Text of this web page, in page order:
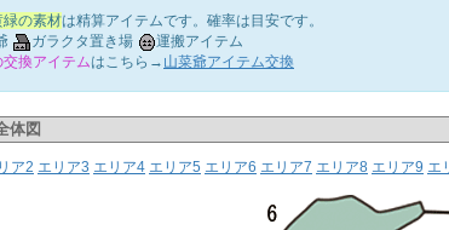
緑の素材は精算アイテムです。確率は目安です。
ガラクタ置き場
運搬アイテム
交換アイテムはこちら→ 山菜爺アイテム交換
体図
ア2 エリア3 エリア4 エリア5 エリア6 エリア7 エリア8 エリア9 エ